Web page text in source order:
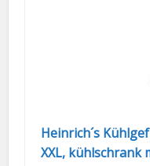
Heinrich´s
XXL, kühlschrank